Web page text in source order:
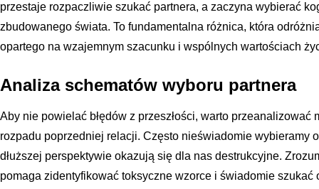
przestaje rozpaczliwie szukać partnera, a zaczyna wybierać
zbudowanego świata. To fundamentalna różnica, która
opartego na wzajemnym szacunku i wspólnych wartościach
Analiza schematów wyboru partnera
Aby nie powielać błędów z przeszłości, warto przeanalizować
rozpadu poprzedniej relacji. Często nieświadomie wybieramy
dłuższej perspektywie okazują się dla nas destrukcyjne.
pomaga zidentyfikować toksyczne wzorce i świadomie